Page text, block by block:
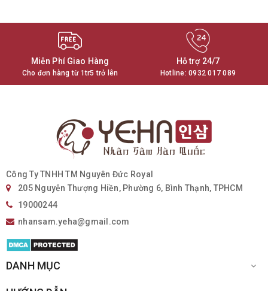
Miễn Phí Giao Hàng
Cho đơn hàng từ 1tr5 trở lên
Hỗ trợ 24/7
Hotline:0932 017 089
Công Ty TNHH TM Nguyên Đức Royal
205 Nguyễn Thượng Hiền, Phường 6, Bình Thạnh, TPHCM
19000244
nhansam.yeha@gmail.com
DANH MỤC